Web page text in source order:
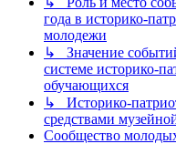
года в историко-
молодежи
↳ Значение
системе историко-
обучающихся
↳ Историко-
средствами
Сообщество